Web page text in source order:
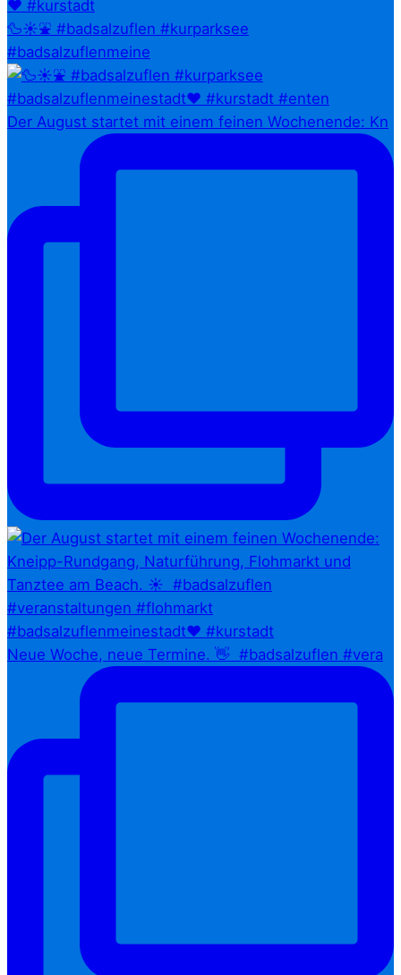
🦆☀️⛲ #badsalzuflen #kurparksee
#badsalzuflenmeine
Der August startet mit einem feinen Wochenende: Kn
Neue Woche, neue Termine. 👋⁠ ⁠ #badsalzuflen #vera